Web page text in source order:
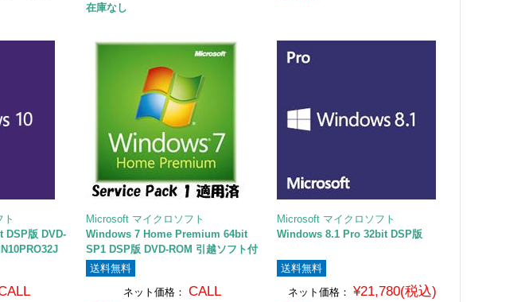
在庫なし
DSP版 DVD-
Microsoft マイクロソフト
Windows 7 Home Premium 64bit
SP1 DSP版 DVD-ROM 引越ソフト付
送料無料
ネット価格： CALL
Microsoft マイクロソフト
Windows 8.1 Pro 32bit DSP版
送料無料
ネット価格： ¥21,780(税込)